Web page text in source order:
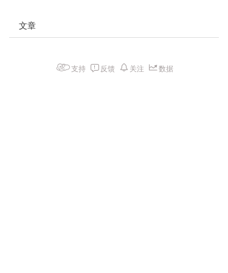
文章
支持 反馈 关注 数据